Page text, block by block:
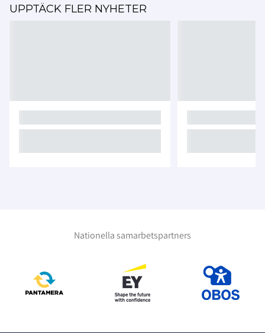
UPPTÄCK FLER NYHETER
Nationella samarbetspartners